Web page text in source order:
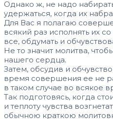
Однако ж, не надо
удержаться, когда их
Для Вас я полагаю
всякий раз исполнять их
все, обдумать и
Не то значит молитва,
нашего сердца.
Затем, обсудив и
время совершения ее не
в таком случае во всякое
Так подготовясь, когда
и теплоту чувства
обычною краткою